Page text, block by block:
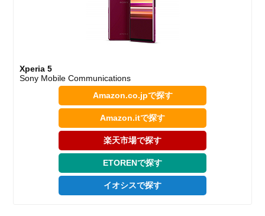
Xperia 5
Sony Mobile Communications
Amazon.co.jpで探す
Amazon.itで探す
楽天市場で探す
ETORENで探す
イオシスで探す